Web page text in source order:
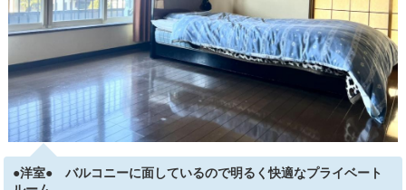
●洋室● バルコニーに面しているので明るく快適なプライベート